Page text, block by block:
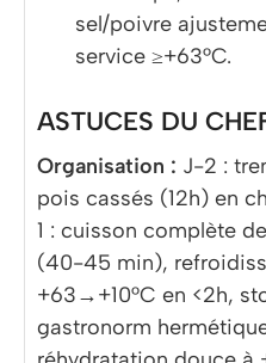
sel/poivre
service ≥+63°C.
ASTUCES DU
Organisation : J-2 :
pois cassés (12h) en
1 : cuisson complète
(40-45 min),
+63→+10°C en <2h,
gastronorm